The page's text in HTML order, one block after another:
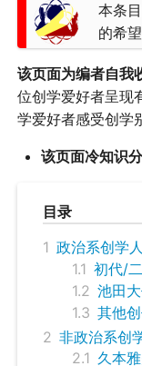
本条
的希
该页面为编者自我
位创学爱好者呈现
学爱好者感受创学
该页面冷知识
目录
1 政治系创学
1.1 初代/
1.2 池田
1.3 其他
2 非政治系创
2.1 久本